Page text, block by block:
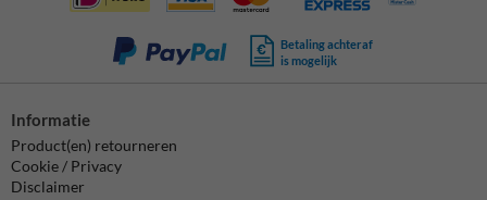
Betaling achteraf
is mogelijk
Informatie
Product(en) retourneren
Cookie / Privacy
Disclaimer